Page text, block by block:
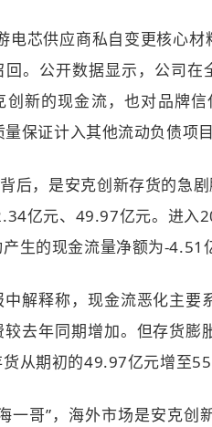
电芯供应商私自变更核心
回。公开数据显示，公司
创新的现金流，也对品牌
保证计入其他流动负债项
后，是安克创新存货的急
亿元、49.97亿元。进入
生的现金流量净额为-4.51
解释称，现金流恶化主要
去年同期增加。但存货
从期初的49.97亿元增至
一哥”，海外市场是安克